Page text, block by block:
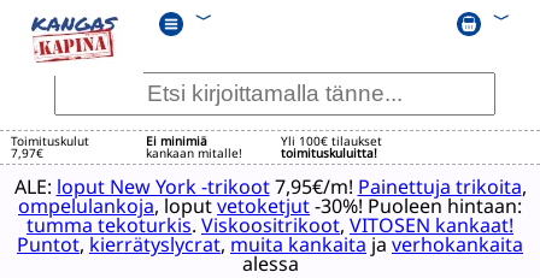
﹀ ﹀
Toimituskulut
7,97€
Ei minimiä
kankaan mitalle!
Yli 100€ tilaukset
toimituskuluitta!
ALE: loput New York -trikoot7,95€/m! Painettuja trikoita,
ompelulankoja, loputvetoketjut-30%! Puoleen hintaan:
tumma tekoturkis. Viskoositrikoot, VITOSEN kankaat!
Puntot,kierrätyslycrat,muita kankaitajaverhokankaita
alessa